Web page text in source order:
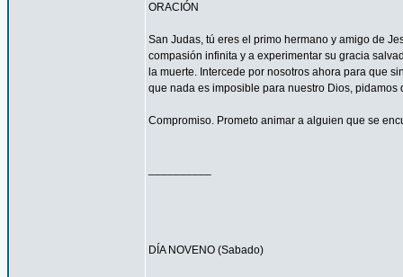
ORACIÓN
San Judas, tú eres el primo hermano y amigo de
compasión infinita y a experimentar su gracia
la muerte. Intercede por nosotros ahora para que
que nada es imposible para nuestro Dios,
Compromiso. Prometo animar a alguien que se
DÍA NOVENO (Sabado)